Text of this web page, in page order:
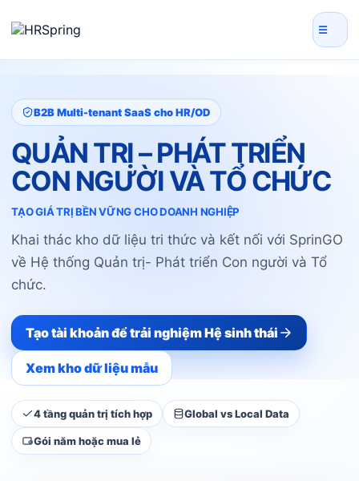
☰
B2B Multi-tenant SaaS cho HR/OD
QUẢN TRỊ – PHÁT TRIỂN
CON NGƯỜI VÀ TỔ CHỨC
TẠO GIÁ TRỊ BỀN VỮNG CHO DOANH NGHIỆP
Khai thác kho dữ liệu tri thức và kết nối với SprinGO
về Hệ thống Quản trị- Phát triển Con người và Tổ
chức.
Tạo tài khoản để trải nghiệm Hệ sinh thái
Xem kho dữ liệu mẫu
4 tầng quản trị tích hợp Global vs Local Data
Gói năm hoặc mua lẻ